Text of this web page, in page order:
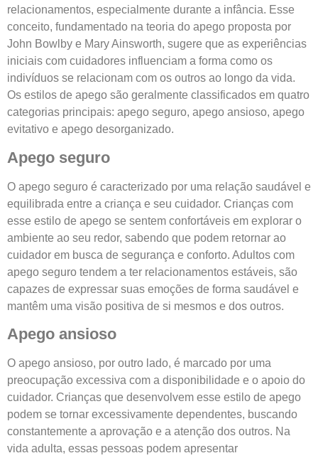
relacionamentos, especialmente durante a infância. Esse
conceito, fundamentado na teoria do apego proposta por
John Bowlby e Mary Ainsworth, sugere que as experiências
iniciais com cuidadores influenciam a forma como os
indivíduos se relacionam com os outros ao longo da vida.
Os estilos de apego são geralmente classificados em quatro
categorias principais: apego seguro, apego ansioso, apego
evitativo e apego desorganizado.
Apego seguro
O apego seguro é caracterizado por uma relação saudável e
equilibrada entre a criança e seu cuidador. Crianças com
esse estilo de apego se sentem confortáveis em explorar o
ambiente ao seu redor, sabendo que podem retornar ao
cuidador em busca de segurança e conforto. Adultos com
apego seguro tendem a ter relacionamentos estáveis, são
capazes de expressar suas emoções de forma saudável e
mantêm uma visão positiva de si mesmos e dos outros.
Apego ansioso
O apego ansioso, por outro lado, é marcado por uma
preocupação excessiva com a disponibilidade e o apoio do
cuidador. Crianças que desenvolvem esse estilo de apego
podem se tornar excessivamente dependentes, buscando
constantemente a aprovação e a atenção dos outros. Na
vida adulta, essas pessoas podem apresentar